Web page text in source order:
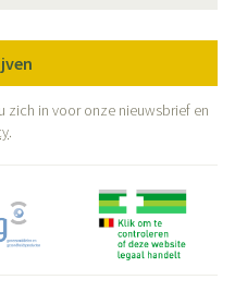
zich in voor onze nieuwsbrief en
.